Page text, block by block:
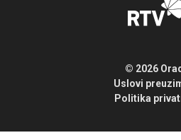
© 2026
Uslovi
Politika